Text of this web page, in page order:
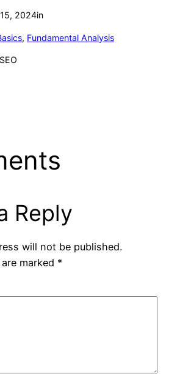
2024in
, Fundamental Analysis
Reply
will not be published.
marked *